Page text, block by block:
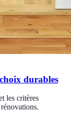
durables
les critères